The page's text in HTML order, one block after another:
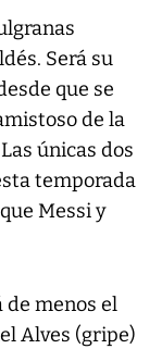
Será su
que se
de la
únicas dos
temporada
Messi y
de menos el
Alves (gripe)